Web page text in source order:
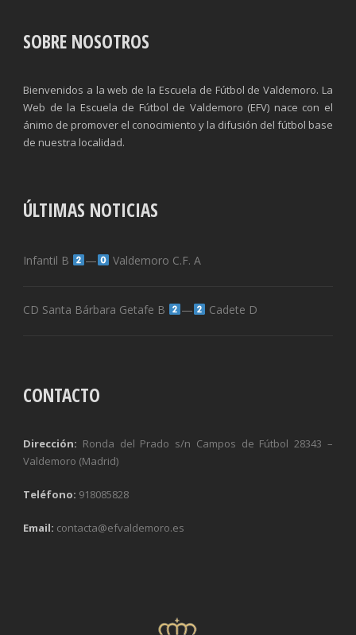
SOBRE NOSOTROS
Bienvenidos a la web de la Escuela de Fútbol de Valdemoro. La
Web de la Escuela de Fútbol de Valdemoro (EFV) nace con el
ánimo de promover el conocimiento y la difusión del fútbol base
de nuestra localidad.
ÚLTIMAS NOTICIAS
Infantil B — Valdemoro C.F. A
CD Santa Bárbara Getafe B — Cadete D
CONTACTO
Dirección: Ronda del Prado s/n Campos de Fútbol 28343 –
Valdemoro (Madrid)
Teléfono: 918085828
Email: contacta@efvaldemoro.es